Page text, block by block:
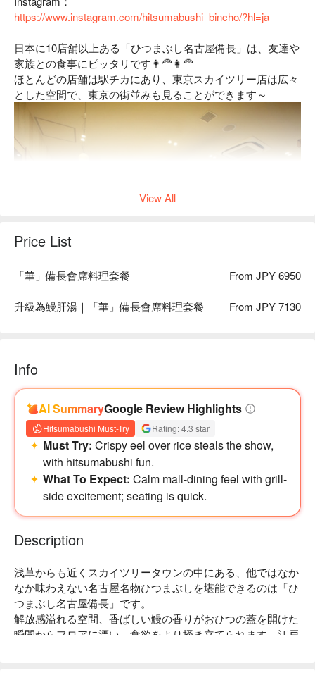
https://www.instagram.com/hitsumabushi_bincho/?hl=ja
日本に10店舗以上ある「ひつまぶし名古屋備長」は、友達や
家族との食事にピッタリです👨‍🦰👩‍🦰
ほとんどの店舗は駅チカにあり、東京スカイツリー店は広々
とした空間で、東京の街並みも見ることができます～
いっぱいのうなぎで白ごはんが見えなくなるくらいです😆
漬物とスープも楽しめます、うなぎにぴったりの組み合わせ
です❤️
鰻はカリカリに焼かれ、脂ののった魚肉に店の独自のタレが
絶妙に絡みます
一口食べるともうお箸を止められないです😂
View All
Price List
「華」備長會席料理套餐 From JPY 6950
升級為鰻肝湯｜「華」備長會席料理套餐 From JPY 7130
Info
AI SummaryGoogle Review Highlights
Hitsumabushi Must-Try Rating: 4.3 star
Must Try: Crispy eel over rice steals the show,
with hitsumabushi fun.
What To Expect: Calm mall-dining feel with grill-
side excitement; seating is quick.
Description
浅草からも近くスカイツリータウンの中にある、他ではなか
なか味わえない名古屋名物ひつまぶしを堪能できるのは「ひ
つまぶし名古屋備長」です。
解放感溢れる空間、香ばしい鰻の香りがおひつの蓋を開けた
瞬間からフロアに漂い、食欲をより掻き立てられます。江戸